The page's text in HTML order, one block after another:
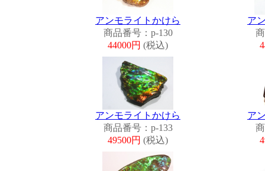
アンモライトかけら
商品番号：p-130
44000円 (税込)
ア
アンモライトかけら
商品番号：p-133
49500円 (税込)
ア